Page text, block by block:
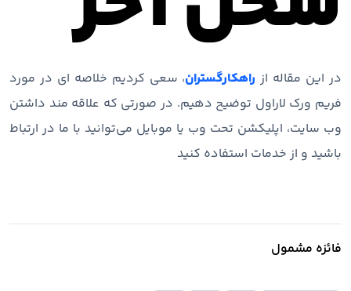
در این مقاله از راهکارگستران، سعی کردیم خلاصه ای در مورد
فریم ورک لاراول توضیح دهیم. در صورتی که علاقه مند داشتن
وب سایت، اپلیکشن تحت وب یا موبایل می‌توانید با ما در ارتباط
باشید و از خدمات استفاده کنید
فائزه مشمول